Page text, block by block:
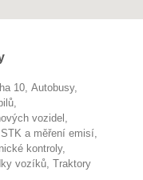
10
autobusy
vozidel
STK a měření emisí
kontroly
vozíků
traktory